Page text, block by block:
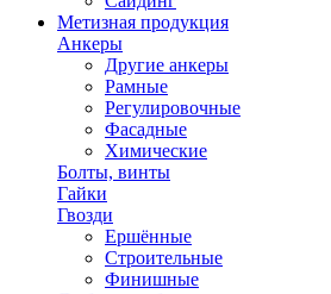
Метизная продукция
Анкеры
Другие анкеры
Рамные
Регулировочные
Фасадные
Химические
Болты, винты
Гайки
Гвозди
Ершённые
Строительные
Финишные